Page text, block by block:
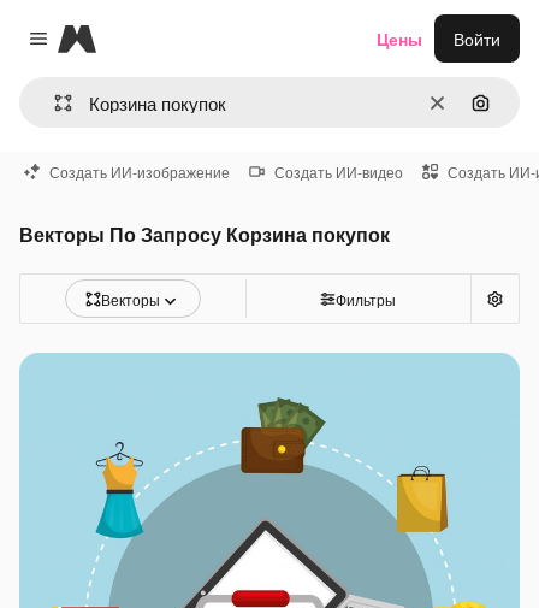
Close menu
Magnific
ОчиститьПоиск
Цены Войти
Создать ИИ-изображение Создать ИИ-видео Создать ИИ-
Векторы По Запросу Корзина покупок
Векторы Фильтры